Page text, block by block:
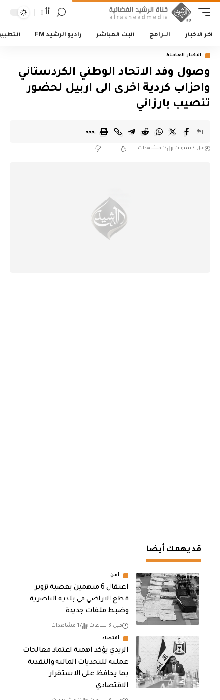
أأ
اخر الاخبار البرامج البث المباشر راديو الرشيد FM
الاخبار العاجلة
وصول وفد الاتحاد الوطني الكردستاني
واحزاب كردية اخرى الى اربيل لحضور
تنصيب بارزاني
قبل 7 سنوات 12 مشاهدات
قد يهمك أيضا
أمن
اعتقال 6 متهمين بقضية تزوير
قطع الاراضي في بلدية الناصرية
وضبط ملفات جديدة
قبل 8 ساعات 17 مشاهدات
أقتصاد
الزيدي يؤكد اهمية اعتماد معالجات
عملية للتحديات المالية والنقدية
بما يحافظ على الاستقرار
الاقتصادي